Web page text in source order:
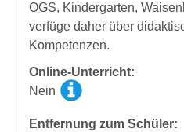
OGS, Kindergarten,
verfüge daher über
Kompetenzen.
Online-Unterricht:
Nein
Entfernung zum Schüler: